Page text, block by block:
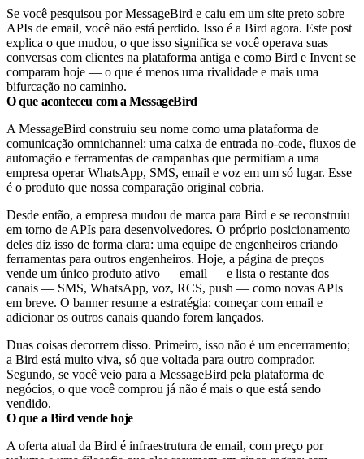
Se você pesquisou por MessageBird e caiu em um site preto sobre
APIs de email, você não está perdido. Isso é a Bird agora. Este post
explica o que mudou, o que isso significa se você operava suas
conversas com clientes na plataforma antiga e como Bird e Invent se
comparam hoje — o que é menos uma rivalidade e mais uma
bifurcação no caminho.
O que aconteceu com a MessageBird
A MessageBird construiu seu nome como uma plataforma de
comunicação omnichannel: uma caixa de entrada no-code, fluxos de
automação e ferramentas de campanhas que permitiam a uma
empresa operar WhatsApp, SMS, email e voz em um só lugar. Esse
é o produto que nossa comparação original cobria.
Desde então, a empresa mudou de marca para Bird e se reconstruiu
em torno de APIs para desenvolvedores. O próprio posicionamento
deles diz isso de forma clara: uma equipe de engenheiros criando
ferramentas para outros engenheiros. Hoje, a página de preços
vende um único produto ativo — email — e lista o restante dos
canais — SMS, WhatsApp, voz, RCS, push — como novas APIs
em breve. O banner resume a estratégia: começar com email e
adicionar os outros canais quando forem lançados.
Duas coisas decorrem disso. Primeiro, isso não é um encerramento;
a Bird está muito viva, só que voltada para outro comprador.
Segundo, se você veio para a MessageBird pela plataforma de
negócios, o que você comprou já não é mais o que está sendo
vendido.
O que a Bird vende hoje
A oferta atual da Bird é infraestrutura de email, com preço por